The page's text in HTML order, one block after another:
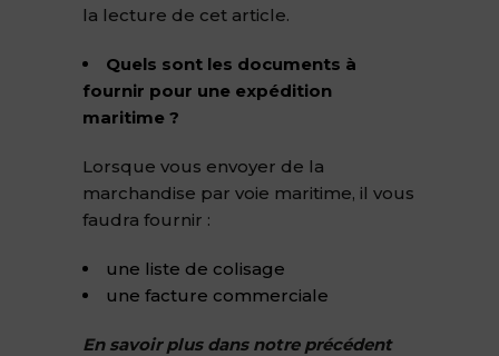
la lecture de cet article.
Quels sont les documents à
fournir pour une expédition
maritime ?
Lorsque vous envoyer de la
marchandise par voie maritime, il vous
faudra fournir :
une liste de colisage
une facture commerciale
En savoir plus dans notre précédent